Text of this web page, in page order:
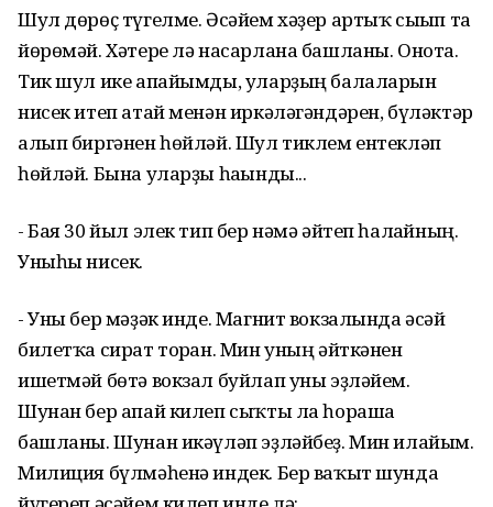
Шул дөрөҫ түгелме. Әсәйем хәҙер артыҡ сығып та
йөрөмәй. Хәтере лә насарлана башланы. Онота.
Тик шул ике апайымды, уларҙың балаларын
нисек итеп атай менән иркәләгәндәрен, бүләктәр
алып биргәнен һөйләй. Шул тиклем ентекләп
һөйләй. Бына уларҙы һағынды...
- Бая 30 йыл элек тип бер нәмә әйтеп һалғайның.
Уныһы нисек.
- Уны бер мәҙәк инде. Магнит вокзалында әсәй
билетҡа сират торған. Мин уның әйткәнен
ишетмәй бөтә вокзал буйлап уны эҙләйем.
Шунан бер апай килеп сыҡты ла һораша
башланы. Шунан икәүләп эҙләйбеҙ. Мин илайым.
Милиция бүлмәһенә индек. Бер ваҡыт шунда